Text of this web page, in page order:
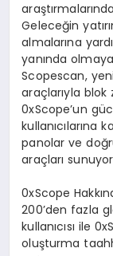
Geleceğin
almalarına
yanında
Scopescan,
araçlarıyla blok
0xScope’un
kullanıcılarına
panolar ve
araçları
0xScope
200’den fazla
kullanıcısı ile
oluşturma